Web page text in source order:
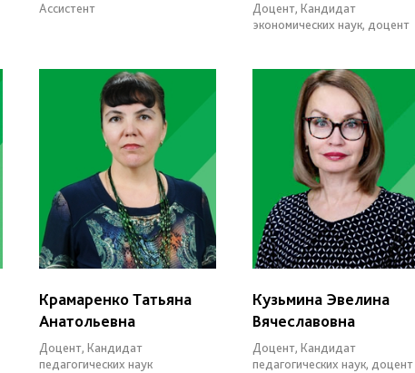
Ассистент
Доцент, Кандидат
экономических наук, доцент
Крамаренко Татьяна
Анатольевна
Доцент, Кандидат
педагогических наук
Кузьмина Эвелина
Вячеславовна
Доцент, Кандидат
педагогических наук, доцент